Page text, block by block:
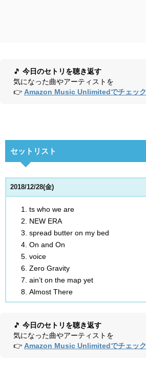
🎵 今日のセトリを聴き返す
気になった曲やアーティストを
👉 Amazon Music Unlimitedでチェック
セットリスト
2018/12/28(金)
ts who we are
NEW ERA
spread butter on my bed
On and On
voice
Zero Gravity
ain’t on the map yet
Almost There
🎵 今日のセトリを聴き返す
気になった曲やアーティストを
👉 Amazon Music Unlimitedでチェック